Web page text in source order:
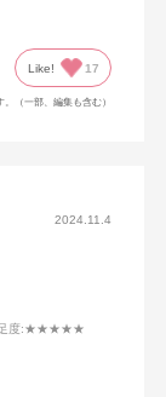
Like! 17
（一部、編集も含む）
2024.11.4
度:★★★★★